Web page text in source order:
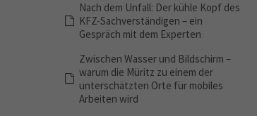
Nach dem Unfall: Der kühle Kopf des
KFZ-Sachverständigen – ein
Gespräch mit dem Experten
Zwischen Wasser und Bildschirm –
warum die Müritz zu einem der
unterschätzten Orte für mobiles
Arbeiten wird